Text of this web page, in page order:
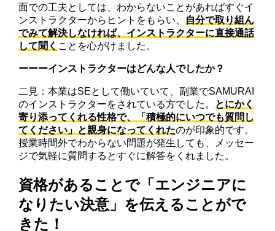
面での工夫としては、わからないことがあればすぐイ
ンストラクターからヒントをもらい、 自分で取り組ん
でみて解決しなければ、インストラクターに直接通話
して聞く ことを心がけました。
ーーーインストラクターはどんな人でしたか？
二見：本業はSEとして働いていて、副業でSAMURAI
のインストラクターをされている方でした。 とにかく
寄り添ってくれる性格で、「積極的にいつでも質問し
てください」と親身になってくれたのが印象的です。
授業時間外でわからない問題が発生しても、メッセー
ジで気軽に質問するとすぐに解答をくれました。
資格があることで「エンジニアに
なりたい決意」を伝えることがで
きた！